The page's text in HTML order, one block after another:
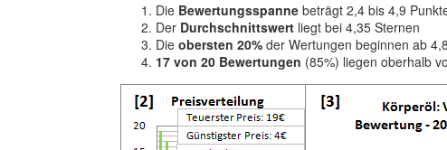
Die Bewertungsspanne beträgt 2,4 bis 4,9
Der Durchschnittswert liegt bei 4,35 Sternen
Die obersten 20% der Wertungen beginnen ab
17 von 20 Bewertungen (85%) liegen oberhalb